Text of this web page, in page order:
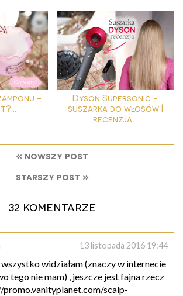
-
Dyson Supersonic -
suszarka do włosów |
recenzja...
« nowszy post
starszy post »
32 komentarze
13 listopada 2016 19:44
widziałam (znaczy w internecie
tego nie mam) , jeszcze jest fajna rzecz
promo.vanityplanet.com/scalp-